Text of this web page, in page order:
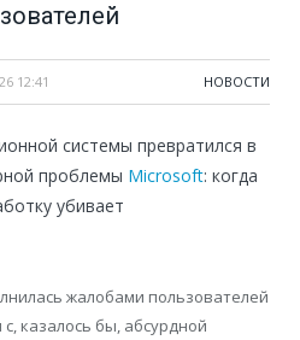
12:41 НОВОСТИ
системы превратился в
проблемы Microsoft: когда
убивает
жалобами пользователей
с, казалось бы, абсурдной